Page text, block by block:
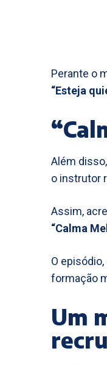
Perante o
“Esteja
Além
o instrutor
Assim,
“Calma
O
formação
Um